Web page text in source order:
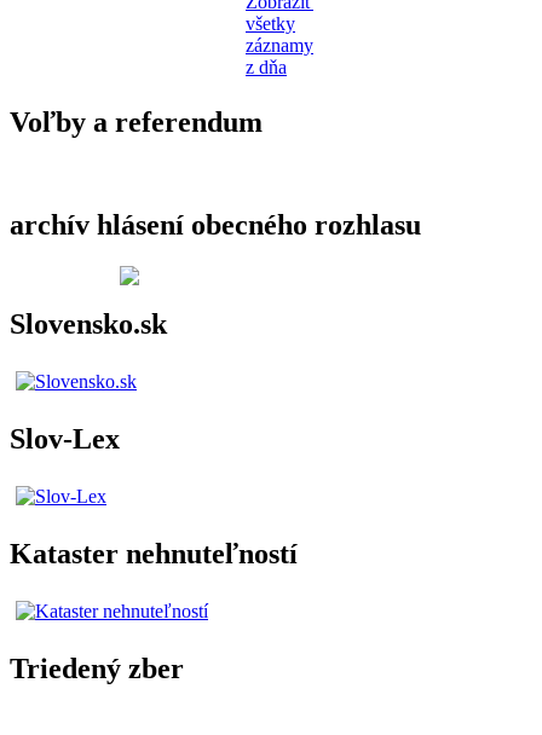
všetky
záznamy
z dňa
Voľby a referendum
archív hlásení obecného rozhlasu
Slovensko.sk
Slov-Lex
Kataster nehnuteľností
Triedený zber